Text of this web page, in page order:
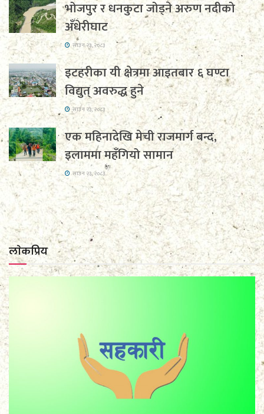
भोजपुर र धनकुटा जोड्ने अरुण नदीको
अँधेरीघाट
साउन २३, २०८३
इटहरीका यी क्षेत्रमा आइतबार ६ घण्टा
विद्युत् अवरुद्ध हुने
साउन २३, २०८३
एक महिनादेखि मेची राजमार्ग बन्द,
इलाममा महँगियो सामान
साउन २३, २०८३
लाेकप्रिय